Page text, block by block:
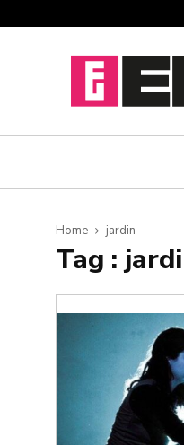
Home jardin
Tag :